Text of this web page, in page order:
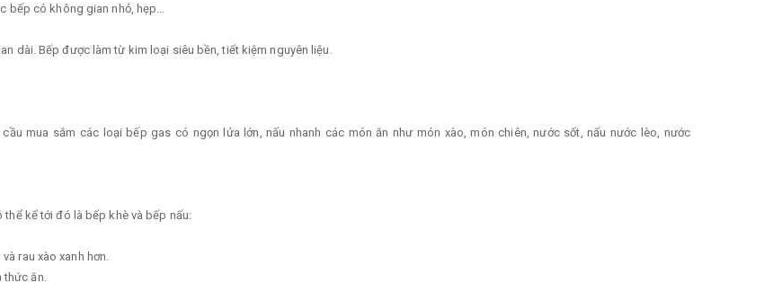
bếp có không gian nhỏ, hẹp...
dài. Bếp được làm từ kim loại siêu bền, tiết kiệm nguyên liệu.
mua sắm các loại bếp gas có ngọn lửa lớn, nấu nhanh các món ăn như món xào, món chiên, nước sốt, nấu nước lèo, nước
kể tới đó là bếp khè và bếp nấu:
rau xào xanh hơn.
ăn.